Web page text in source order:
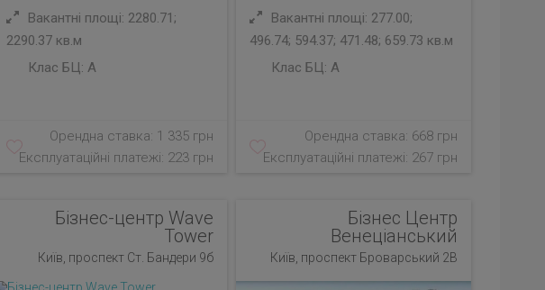
Вакантні площі: 2280.71;
2290.37 кв.м
Клас БЦ: A
Орендна ставка: 1 335 грн
Експлуатаційні платежі: 223 грн
Вакантні площі: 277.00;
496.74; 594.37; 471.48; 659.73 кв.м
Клас БЦ:A
Орендна ставка: 668 грн
Експлуатаційні платежі: 267 грн
Бізнес-центр Wave
Tower
Київ, проспект Ст. Бандери 9б
Бізнес Центр
Венеціанський
Київ, проспект Броварський 2В